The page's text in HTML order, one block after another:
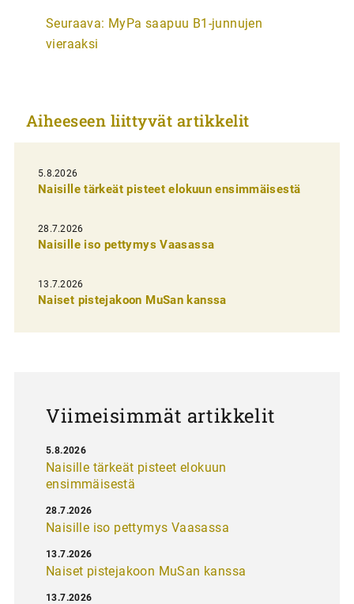
t
i
e
i
e
n
s
e
l
Seuraava: MyPa saapuu B1-junnujen
vieraaksi
Aiheeseen liittyvät artikkelit
5.8.2026
Naisille tärkeät pisteet elokuun ensimmäisestä
28.7.2026
Naisille iso pettymys Vaasassa
13.7.2026
Naiset pistejakoon MuSan kanssa
Viimeisimmät artikkelit
Naisille tärkeät pisteet elokuun
ensimmäisestä
5.8.2026
Naisille iso pettymys Vaasassa
28.7.2026
Naiset pistejakoon MuSan kanssa
13.7.2026
13.7.2026